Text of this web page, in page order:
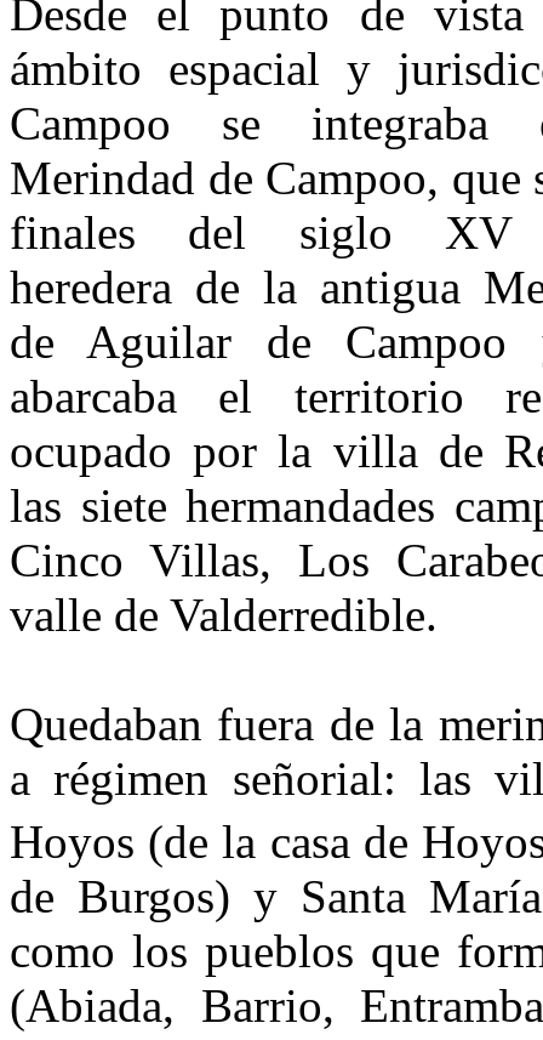
Desde el punto de
ámbito espacial y
Campoo se
Merindad de Campoo, que
finales del siglo XV
heredera de la antigua
de Aguilar de Campoo
abarcaba el territorio
ocupado por la villa de
las siete herman­dades
Cinco Villas, Los
valle de Valderredible.
Quedaban fuera de la
a régimen seño­rial: las
Hoyos (de la casa de
de Burgos) y Santa
como los pueblos que
(Abiada, Barrio,